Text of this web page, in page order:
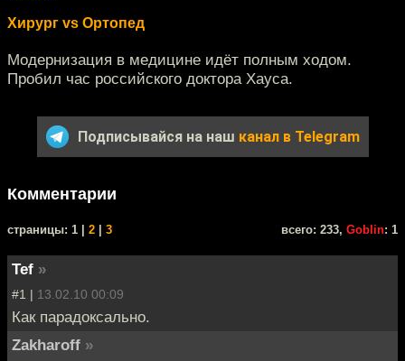
Хирург vs Ортопед
Модернизация в медицине идёт полным ходом.
Пробил час российского доктора Хауса.
Подписывайся на наш канал в Telegram
Комментарии
cтраницы: 1 | 2 3 всего: 233, Goblin: 1
Tef »
#1 | 13.02.10 00:09
Как парадоксально.
Zakharoff »